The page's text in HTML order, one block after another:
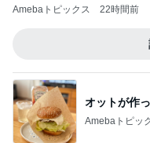
Amebaトピッ
SNSで人気
Amebaトピッ